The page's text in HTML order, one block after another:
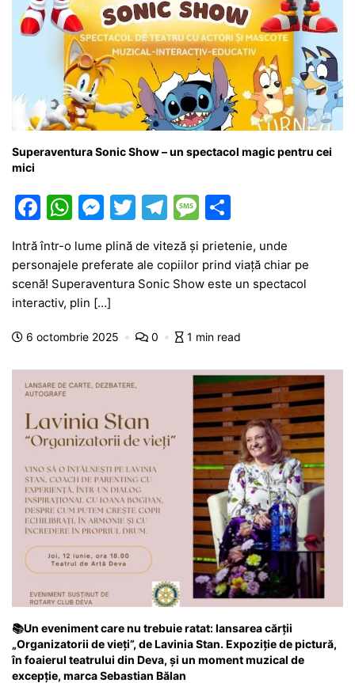
Superaventura Sonic Show – un spectacol magic pentru cei
mici
F
a
c
e
b
o
k
W
at
s
A
p
M
e
s
s
e
n
er
T
itt
er
T
e
gr
m
M
s
s
g
ar
ta
je
z
Intră într-o lume plină de viteză și prietenie, unde
personajele preferate ale copiilor prind viață chiar pe
scenă! Superaventura Sonic Show este un spectacol
interactiv, plin […]
6 octombrie 2025 0 1 min read
📚Un eveniment care nu trebuie ratat: lansarea cărții
„Organizatorii de vieți”, de Lavinia Stan. Expoziție de pictură,
în foaierul teatrului din Deva, și un moment muzical de
excepție, marca Sebastian Bălan